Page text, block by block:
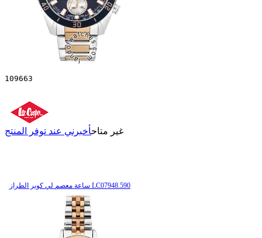
109663
غير متاحأخبرني عند توفر المنتج
ساعة معصم لي كوبر الطراز LC07948.590